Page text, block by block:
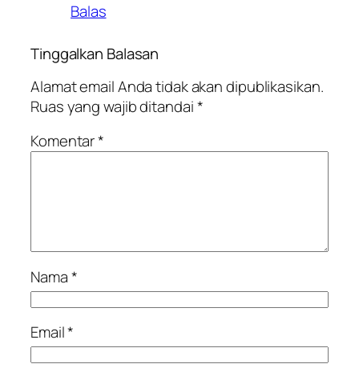
Balas
Tinggalkan Balasan
Alamat email Anda tidak akan dipublikasikan.
Ruas yang wajib ditandai*
Komentar*
Nama*
Email*